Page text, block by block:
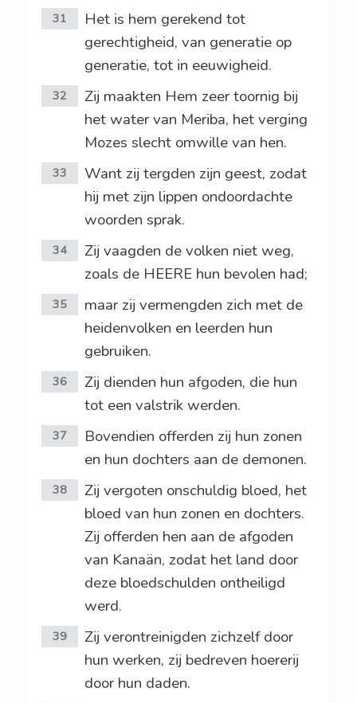
31
Het is hem gerekend tot
gerechtigheid, van generatie op
generatie, tot in eeuwigheid.
32
Zij maakten Hem zeer toornig bij
het water van Meriba, het verging
Mozes slecht omwille van hen.
33
Want zij tergden zijn geest, zodat
hij met zijn lippen ondoordachte
woorden sprak.
34
Zij vaagden de volken niet weg,
zoals de HEERE hun bevolen had;
35
maar zij vermengden zich met de
heidenvolken en leerden hun
gebruiken.
36
Zij dienden hun afgoden, die hun
tot een valstrik werden.
37
Bovendien offerden zij hun zonen
en hun dochters aan de demonen.
38
Zij vergoten onschuldig bloed, het
bloed van hun zonen en dochters.
Zij offerden hen aan de afgoden
van Kanaän, zodat het land door
deze bloedschulden ontheiligd
werd.
39
Zij verontreinigden zichzelf door
hun werken, zij bedreven hoererij
door hun daden.